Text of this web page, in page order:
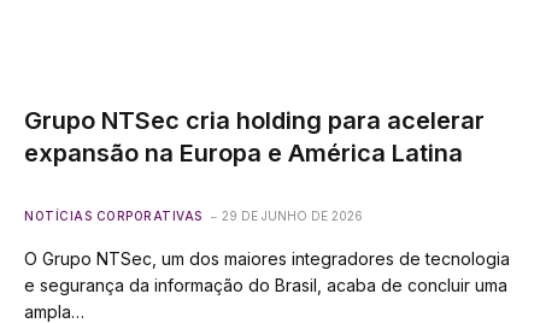
Grupo NTSec cria holding para acelerar
expansão na Europa e América Latina
NOTÍCIAS CORPORATIVAS 29 DE JUNHO DE 2026
O Grupo NTSec, um dos maiores integradores de tecnologia
e segurança da informação do Brasil, acaba de concluir uma
ampla…